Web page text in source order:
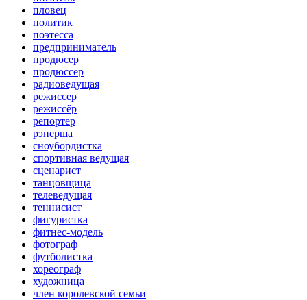
пловец
политик
поэтесса
предприниматель
продюсер
продюссер
радиоведущая
режиссер
режиссёр
репортер
рэперша
сноубордистка
спортивная ведущая
сценарист
танцовщица
телеведущая
теннисист
фигуристка
фитнес-модель
фотограф
футболистка
хореограф
художница
член королевской семьи